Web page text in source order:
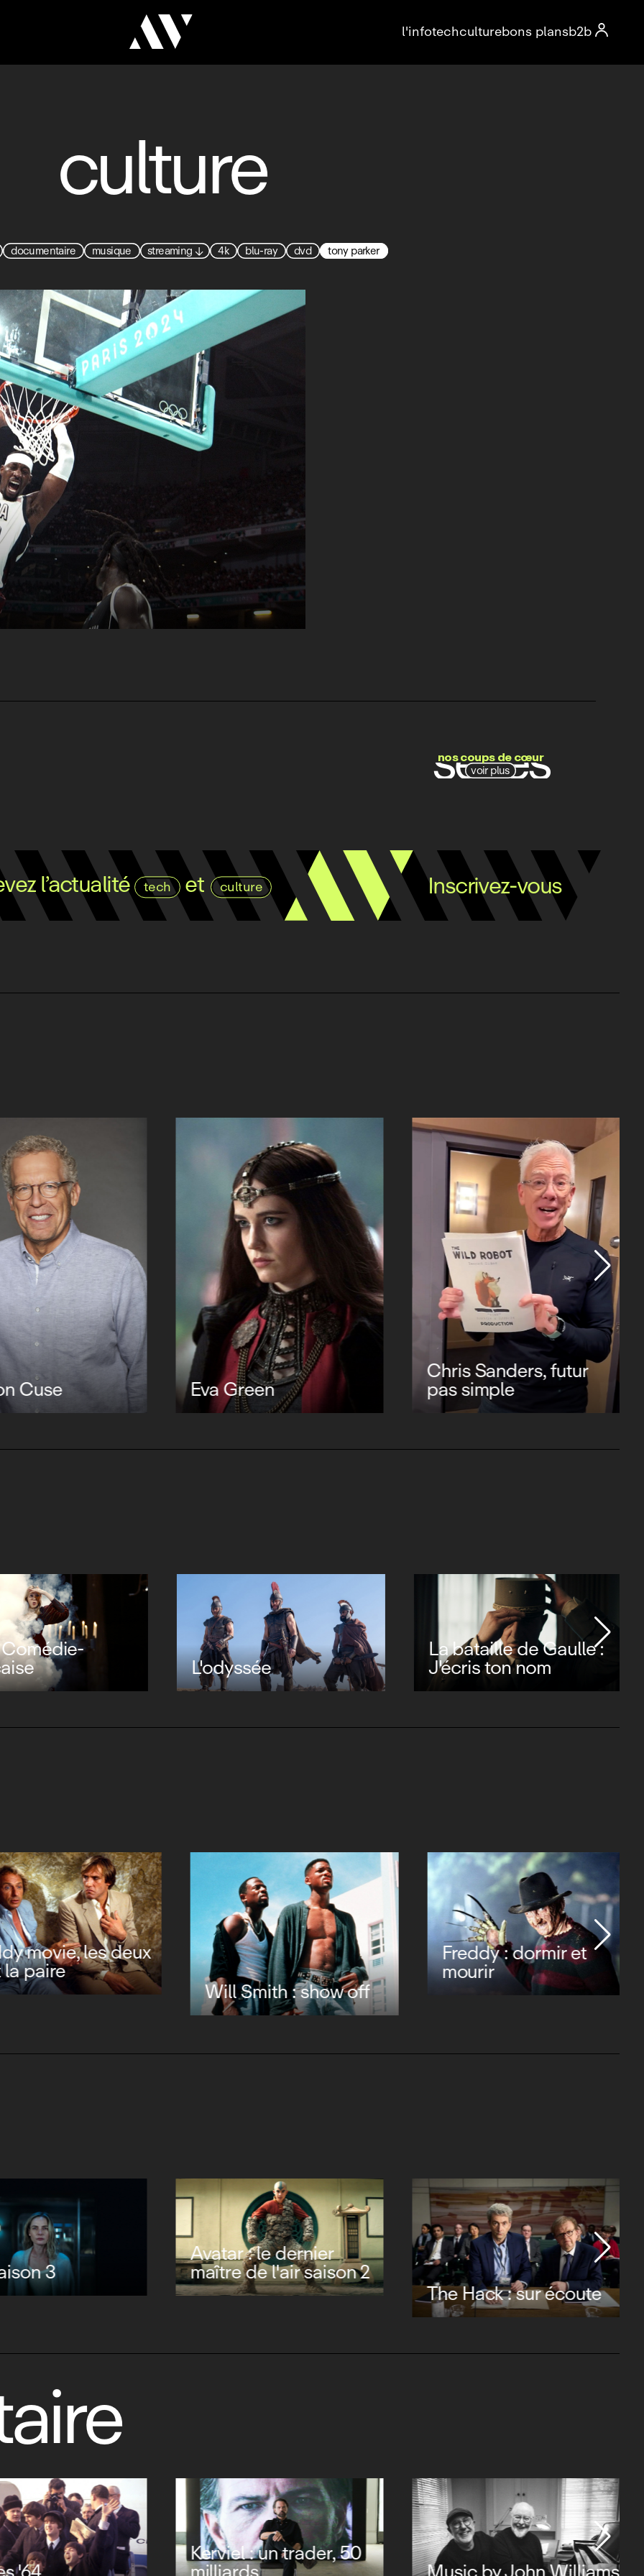

l'infotechculturebons plansb2b
culture
documentaire musique streaming↓ 4k blu-ray dvd tony parker
nos coups de cœur
séries
voir plus
l’actualité tech et culture Inscrivez-vous
Cuse Eva Green
Chris Sanders, futur
pas simple
La bataille de Gaulle :
J'écris ton nom
: show off
Freddy : dormir et
mourir
3
Avatar : le dernier
maître de l'air saison 2
The Hack : sur écoute
Kerviel : un trader, 50